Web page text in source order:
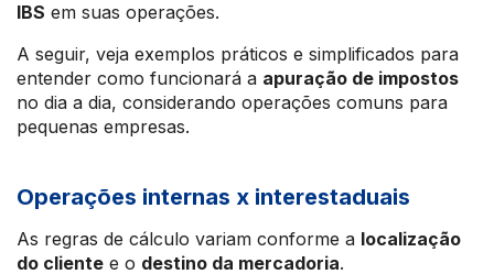
IBS em suas operações.
A seguir, veja exemplos práticos e simplificados para
entender como funcionará a apuração de impostos
no dia a dia, considerando operações comuns para
pequenas empresas.
Operações internas x interestaduais
As regras de cálculo variam conforme a localização
do cliente e o destino da mercadoria.